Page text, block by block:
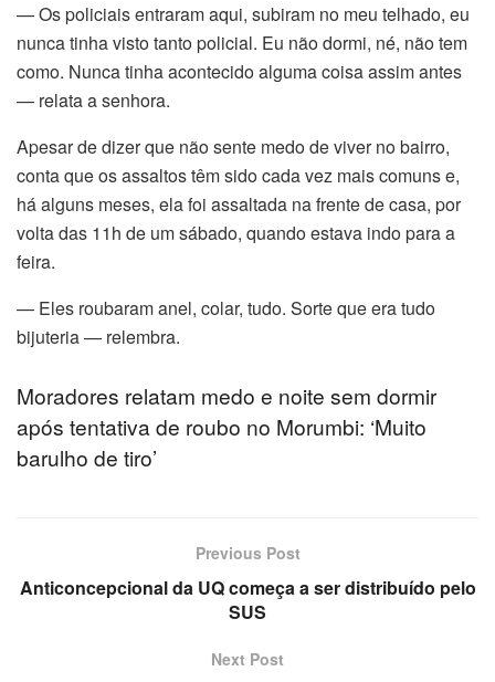
— Os policiais entraram aqui, subiram no meu telhado, eu
nunca tinha visto tanto policial. Eu não dormi, né, não tem
como. Nunca tinha acontecido alguma coisa assim antes
— relata a senhora.
Apesar de dizer que não sente medo de viver no bairro,
conta que os assaltos têm sido cada vez mais comuns e,
há alguns meses, ela foi assaltada na frente de casa, por
volta das 11h de um sábado, quando estava indo para a
feira.
— Eles roubaram anel, colar, tudo. Sorte que era tudo
bijuteria — relembra.
Moradores relatam medo e noite sem dormir
após tentativa de roubo no Morumbi: ‘Muito
barulho de tiro’
Previous Post
Anticoncepcional da UQ começa a ser distribuído pelo
SUS
Next Post